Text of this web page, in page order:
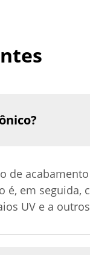
em seguida,
UV e a